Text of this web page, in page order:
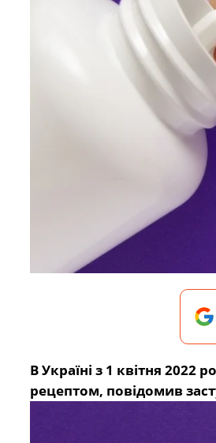
В Україні з 1 квітня
рецептом, повідомив